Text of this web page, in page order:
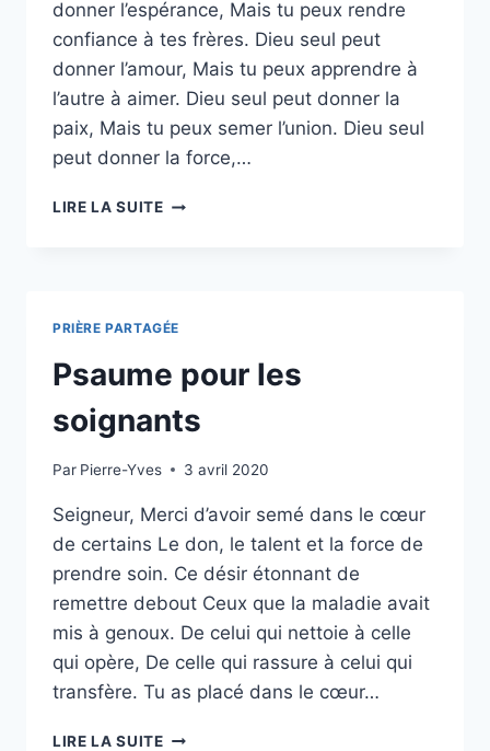
donner l’espérance, Mais tu peux rendre
confiance à tes frères. Dieu seul peut
donner l’amour, Mais tu peux apprendre à
l’autre à aimer. Dieu seul peut donner la
paix, Mais tu peux semer l’union. Dieu seul
peut donner la force,…
LIRE LA SUITEENTRE
IL
TOI
PRIÈRE PARTAGÉE
Psaume pour les
soignants
Par Pierre-Yves 3 avril 2020
Seigneur, Merci d’avoir semé dans le cœur
de certains Le don, le talent et la force de
prendre soin. Ce désir étonnant de
remettre debout Ceux que la maladie avait
mis à genoux. De celui qui nettoie à celle
qui opère, De celle qui rassure à celui qui
transfère. Tu as placé dans le cœur…
LIRE LA SUITEPSAUME